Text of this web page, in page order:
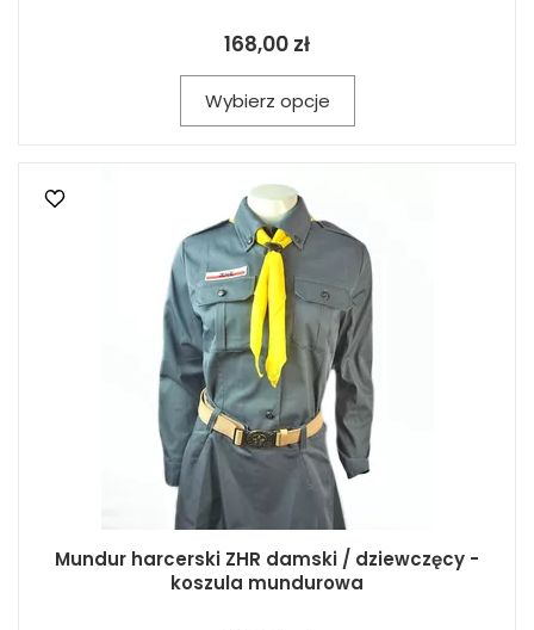
168,00 zł
Wybierz opcje
Mundur harcerski ZHR damski / dziewczęcy -
koszula mundurowa